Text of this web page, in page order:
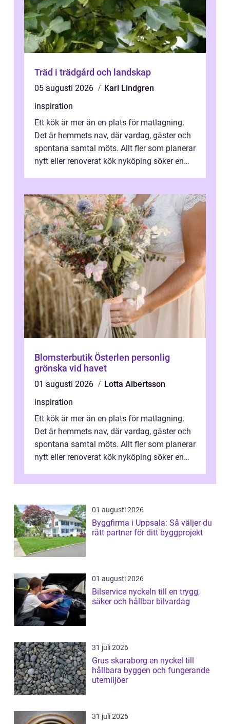
Träd i trädgård och landskap
05 augusti 2026
Karl Lindgren
inspiration
Ett kök är mer än en plats för matlagning.
Det är hemmets nav, där vardag, gäster och
spontana samtal möts. Allt fler som planerar
nytt eller renoverat kök nyköping söker en
Blomsterbutik Österlen personlig
grönska vid havet
01 augusti 2026
Lotta Albertsson
inspiration
Ett kök är mer än en plats för matlagning.
Det är hemmets nav, där vardag, gäster och
spontana samtal möts. Allt fler som planerar
nytt eller renoverat kök nyköping söker en
01 augusti 2026
Byggfirma i Uppsala: Så väljer du
rätt partner för ditt byggprojekt
01 augusti 2026
Bilservice nyckeln till en trygg,
säker och hållbar bilvardag
31 juli 2026
Grus skaraborg en nyckel till
hållbara byggen och fungerande
utemiljöer
31 juli 2026